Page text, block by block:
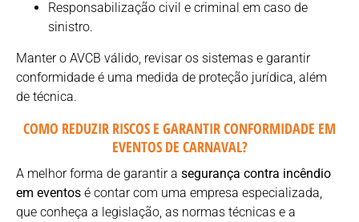
Responsabilização civil e criminal em caso de
sinistro.
Manter o AVCB válido, revisar os sistemas e garantir
conformidade é uma medida de proteção jurídica, além
de técnica.
COMO REDUZIR RISCOS E GARANTIR CONFORMIDADE EM
EVENTOS DE CARNAVAL?
A melhor forma de garantir a segurança contra incêndio
em eventos é contar com uma empresa especializada,
que conheça a legislação, as normas técnicas e a